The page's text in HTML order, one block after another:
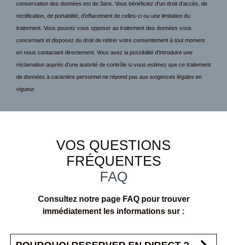
conservation des données est de 3ans. Vous bénéficiez d'un droit d'accès, de
rectification, de portabilité, d'effacement de celles-ci ou une limitation du
traitement. Vous pouvez vous opposer au traitement des données vous
concernant et disposez du droit de retirer votre consentement à tout moment
en nous contactant directement. Vous avez la possibilité d'introduire une
réclamation auprès d'une autorité de contrôle si vous estimez que ce traitement
de données à caractère personnel ne répond pas aux exigences légales en
vigueur.
VOS QUESTIONS
FRÉQUENTES
FAQ
Consultez notre page FAQ pour trouver
immédiatement les informations sur :